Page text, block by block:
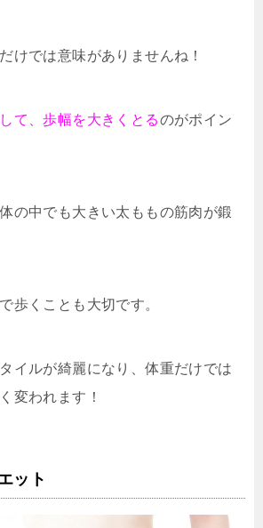
けでは意味がありませんね！
て、歩幅を大きくとるのがポイン
の中でも大きい太ももの筋肉が鍛
歩くことも大切です。
イルが綺麗になり、体重だけでは
変われます！
ット